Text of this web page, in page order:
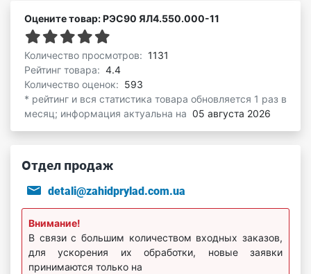
Оцените товар: РЭС90 ЯЛ4.550.000-11
Количество просмотров: 1131
Рейтинг товара: 4.4
Количество оценок: 593
* рейтинг и вся статистика товара обновляется 1 раз в
месяц; информация актуальна на 05 августа 2026
Отдел продаж
detali@zahidprylad.com.ua
Внимание!
В связи с большим количеством входных заказов,
для ускорения их обработки, новые заявки
принимаются только на